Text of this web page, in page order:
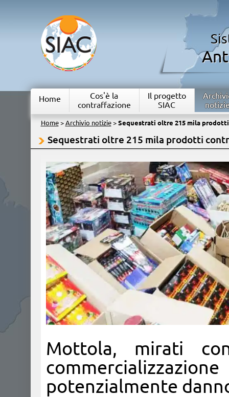
Home
Cos'è la
contraffazione
Il progetto
SIAC
Home> Archivio notizie> Sequestrati oltre 215 mila
Sequestrati oltre 215 mila prodotti
Mottola, mirati
potenzialmente